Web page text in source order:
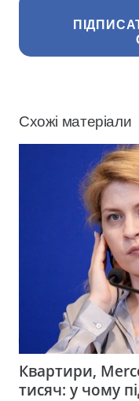
Схожі матеріали
Квартири,
тисяч: у чому